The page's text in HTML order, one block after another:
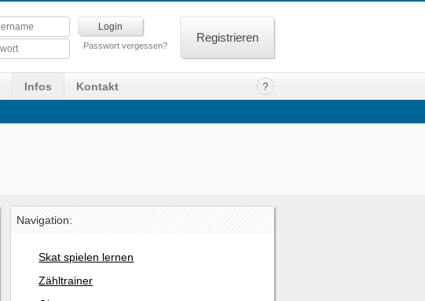
Passwort vergessen?
Registrieren
Infos Kontakt
Navigation:
Skat spielen lernen
Zähltrainer